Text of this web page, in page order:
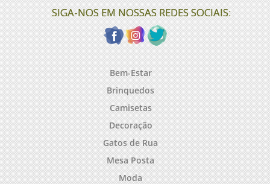
SIGA-NOS EM NOSSAS REDES SOCIAIS:
Bem-Estar
Brinquedos
Camisetas
Decoração
Gatos de Rua
Mesa Posta
Moda